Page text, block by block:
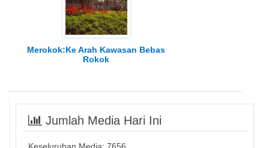
Merokok:Ke Arah Kawasan Bebas
Rokok
Jumlah Media Hari Ini
Keseluruhan Media: 7656